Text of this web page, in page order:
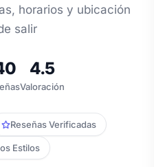
horarios y ubicación
salir
4.5
Valoración
Reseñas Verificadas
Estilos